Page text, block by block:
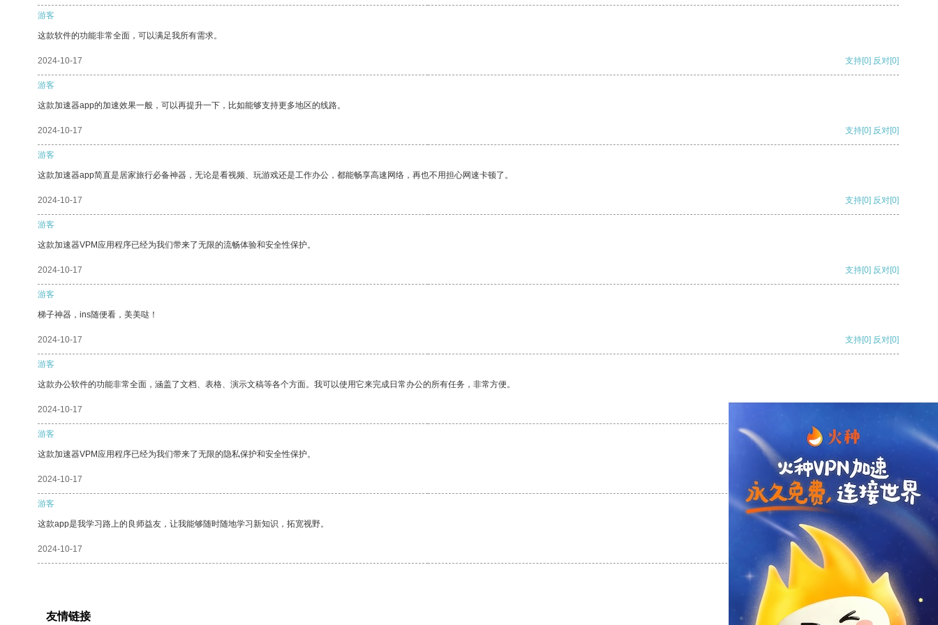
游客
这款软件的功能非常全面，可以满足我所有需求。
2024-10-17 支持[0] 反对[0]
游客
这款加速器app的加速效果一般，可以再提升一下，比如能够支持更多地区的线路。
2024-10-17 支持[0] 反对[0]
游客
这款加速器app简直是居家旅行必备神器，无论是看视频、玩游戏还是工作办公，都能畅享高速网络，再也不用担心网速卡顿了。
2024-10-17 支持[0] 反对[0]
游客
这款加速器VPM应用程序已经为我们带来了无限的流畅体验和安全性保护。
2024-10-17 支持[0] 反对[0]
游客
梯子神器，ins随便看，美美哒！
2024-10-17 支持[0] 反对[0]
游客
这款办公软件的功能非常全面，涵盖了文档、表格、演示文稿等各个方面。我可以使用它来完成日常办公的所有任务，非常方便。
2024-10-17
游客
这款加速器VPM应用程序已经为我们带来了无限的隐私保护和安全性保护。
2024-10-17 支持 [0] 反对 [0]
游客
这款app是我学习路上的良师益友，让我能够随时随地学习新知识，拓宽视野。
2024-10-17 支持
友情链接